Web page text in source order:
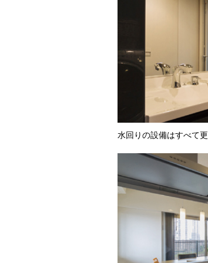
水回りの設備はすべて